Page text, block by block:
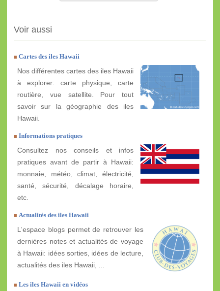
Voir aussi
Cartes des iles Hawaii
Nos différentes cartes des iles Hawaii
à explorer: carte physique, carte
routière, vue satellite. Pour tout
savoir sur la géographie des iles
Hawaii.
Informations pratiques
Consultez nos conseils et infos
pratiques avant de partir à Hawaii:
monnaie, météo, climat, électricité,
santé, sécurité, décalage horaire,
etc.
Actualités des iles Hawaii
L'espace blogs permet de retrouver les
dernières notes et actualités de voyage
à Hawaii: idées sorties, idées de lecture,
actualités des iles Hawaii, ...
Les iles Hawaii en vidéos